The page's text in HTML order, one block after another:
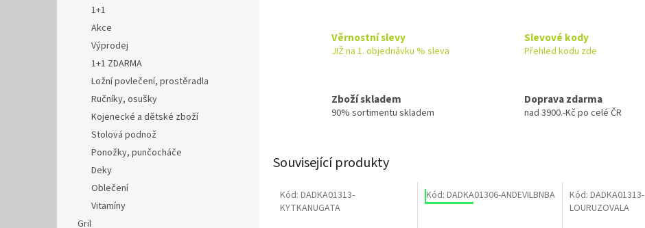
1+1
Akce
Výprodej
1+1 ZDARMA
Ložní povlečení, prostěradla
Ručníky, osušky
Kojenecké a dětské zboží
Stolová podnož
Ponožky, punčocháče
Deky
Oblečení
Vitamíny
Gril
Věrnostní slevy
JIŽ na 1. objednávku % sleva
Slevové kody
Přehled kodu zde
Zboží skladem
90% sortimentu skladem
Doprava zdarma
nad 3900.-Kč po celé ČR
Související produkty
Výprodej
Kód: DADKA01313-
KYTKANUGATA
Výprodej
Kód: DADKA01306-ANDEVILBNBA Výprodej
Kód: DADKA01313-
LOURUZOVALA